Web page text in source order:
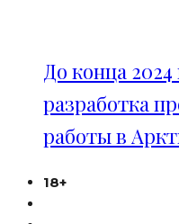
До конца 2024
разработка
работы в
18+